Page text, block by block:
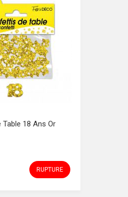
18 Ans Or
RUPTURE